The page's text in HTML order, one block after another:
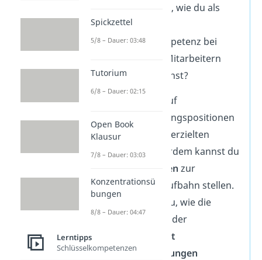
Du fragst dich, wie du als
Arbeitgeber
Führungskompetenz bei
potenziellen Mitarbeitern
erkennen
kannst?
Achte dafür auf
frühere Führungspositionen
und die dabei erzielten
Erfolge. Außerdem kannst du
gezielte Fragen zur
bisherigen Laufbahn stellen.
So erkennst du, wie die
Kandidaten in der
Vergangenheit
Herausforderungen
Spickzettel
5/8 – Dauer: 03:48
Tutorium
6/8 – Dauer: 02:15
Open Book
Klausur
7/8 – Dauer: 03:03
Konzentrationsü
bungen
8/8 – Dauer: 04:47
Lerntipps
Schlüsselkompetenzen